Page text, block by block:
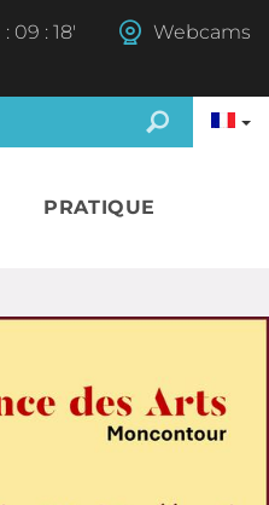
: 09 : 17' Webcams
PRATIQUE